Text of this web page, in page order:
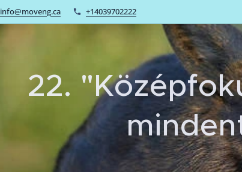
info@moveng.ca +14039702222
22.